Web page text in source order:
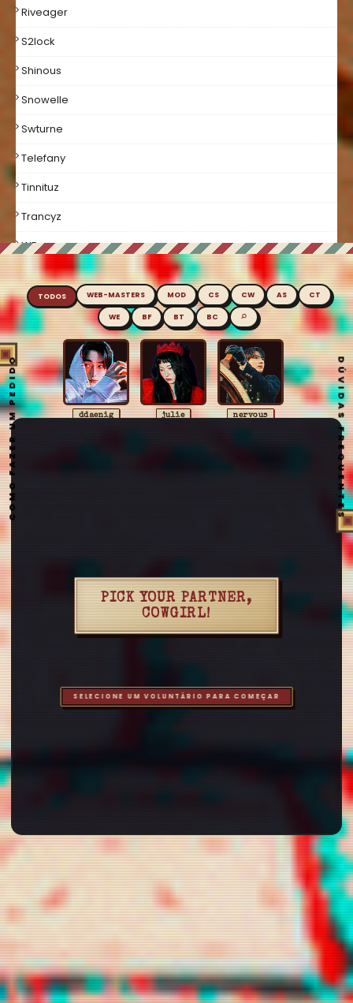
Riveager
S2lock
Shinous
Snowelle
Swturne
Telefany
Tinnituz
Trancyz
WE
Welcome
Xuggi
Xxpujinxx
TODOS WEB-MASTERS MOD CS CW AS CT
WE BF BT BC ⌕
ddaenig julie nervous
anaharae arshanji aussi
baekart bigbang
cerebrodog
eto
dilunari gguxietk
holopherne
s
DÚVIDAS FREQUENTES
COMO FAZER UM PEDIDO